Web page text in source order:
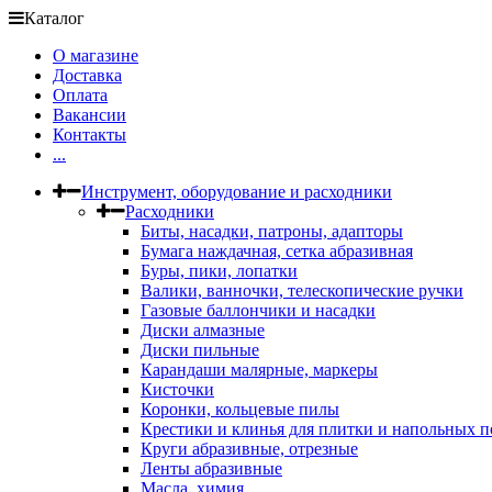
Каталог
О магазине
Доставка
Оплата
Вакансии
Контакты
...
Инструмент, оборудование и расходники
Расходники
Биты, насадки, патроны, адапторы
Бумага наждачная, сетка абразивная
Буры, пики, лопатки
Валики, ванночки, телескопические ручки
Газовые баллончики и насадки
Диски алмазные
Диски пильные
Карандаши малярные, маркеры
Кисточки
Коронки, кольцевые пилы
Крестики и клинья для плитки и напольных
Круги абразивные, отрезные
Ленты абразивные
Масла, химия